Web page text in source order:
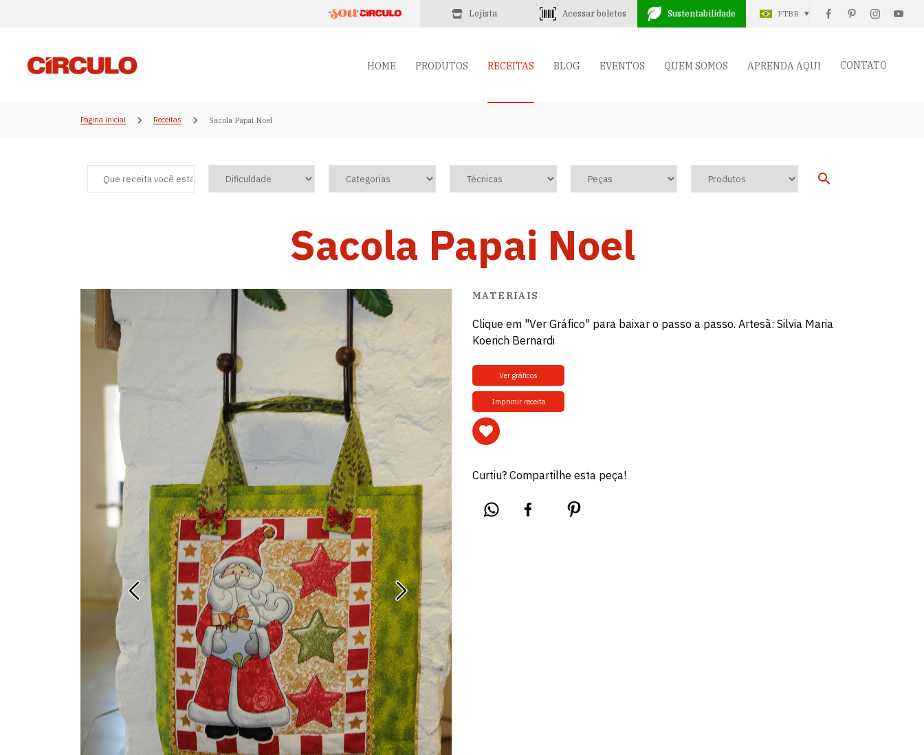
Lojista Acessar boletos Sustentabilidade PTBR
HOME PRODUTOS RECEITAS BLOG EVENTOS QUEM SOMOS APRENDA AQUI CONTATO
Página inicial Receitas Sacola Papai Noel
Sacola Papai Noel
MATERIAIS
Clique em "Ver Gráfico" para baixar o passo a passo. Artesã: Silvia Maria
Koerich Bernardi
Ver gráficos
Imprimir receita
Curtiu? Compartilhe esta peça!